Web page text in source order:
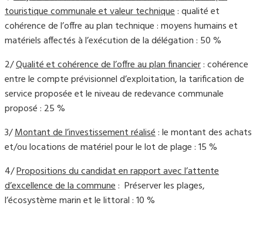
touristique communale et valeur technique: qualité et
cohérence de l’offre au plan technique : moyens humains et
matériels affectés à l’exécution de la délégation : 50 %
2/Qualité et cohérence de l’offre au plan financier: cohérence
entre le compte prévisionnel d’exploitation, la tarification de
service proposée et le niveau de redevance communale
proposé : 25 %
3/Montant de l’investissement réalisé: le montant des achats
et/ou locations de matériel pour le lot de plage : 15 %
4/Propositions du candidat en rapport avec l’attente
d’excellence de la commune: Préserver les plages,
l’écosystème marin et le littoral : 10 %